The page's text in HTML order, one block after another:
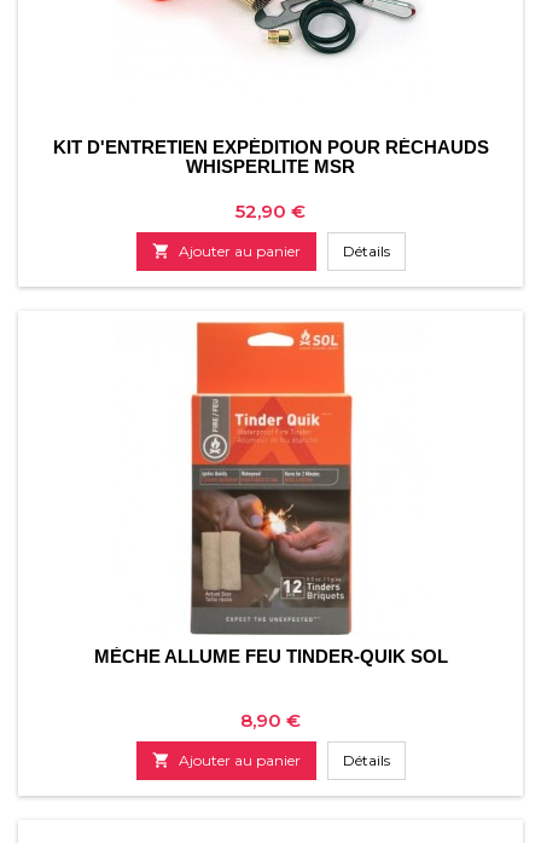
KIT D'ENTRETIEN EXPÉDITION POUR RÉCHAUDS
WHISPERLITE MSR
Prix
52,90 €
 Ajouter au panier Détails
MÈCHE ALLUME FEU TINDER-QUIK SOL
Prix
8,90 €
 Ajouter au panier Détails